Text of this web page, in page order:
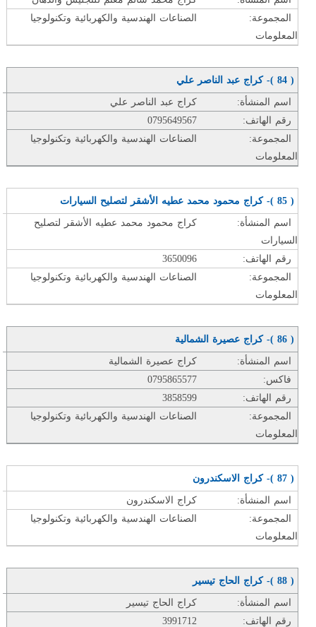
المجموعة:
الصناعات الهندسية والكهربائية وتكنولوجيا
المعلومات
( 84 )- كراج عبد الناصر علي
اسم المنشأة:
كراج عبد الناصر علي
رقم الهاتف:
0795649567
المجموعة:
الصناعات الهندسية والكهربائية وتكنولوجيا
المعلومات
( 85 )- كراج محمود محمد عطيه الأشقر لتصليح السيارات
اسم المنشأة:
كراج محمود محمد عطيه الأشقر لتصليح
السيارات
رقم الهاتف:
3650096
المجموعة:
الصناعات الهندسية والكهربائية وتكنولوجيا
المعلومات
( 86 )- كراج عصيرة الشمالية
اسم المنشأة:
كراج عصيرة الشمالية
فاكس:
0795865577
رقم الهاتف:
3858599
المجموعة:
الصناعات الهندسية والكهربائية وتكنولوجيا
المعلومات
( 87 )- كراج الاسكندرون
اسم المنشأة:
كراج الاسكندرون
المجموعة:
الصناعات الهندسية والكهربائية وتكنولوجيا
المعلومات
( 88 )- كراج الحاج تيسير
اسم المنشأة:
كراج الحاج تيسير
رقم الهاتف:
3991712